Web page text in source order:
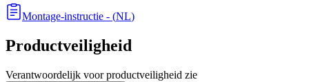
Montage-instructie - (NL)
Productveiligheid
Verantwoordelijk voor productveiligheid zie